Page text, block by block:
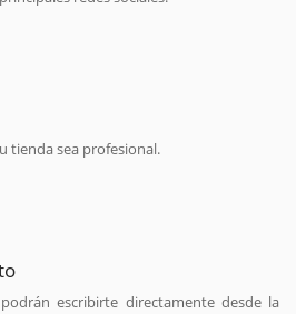
tienda sea profesional.
escribirte directamente desde la